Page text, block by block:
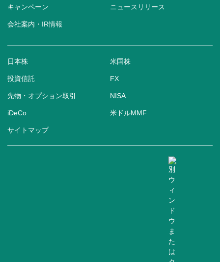
キャンペーン ニュースリリース
会社案内・IR情報
日本株 米国株
投資信託 FX
先物・オプション取引 NISA
iDeCo 米ドルMMF
サイトマップ